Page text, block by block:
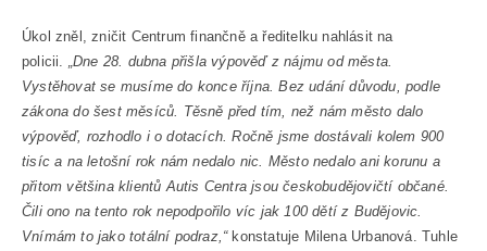
Úkol zněl, zničit Centrum finančně a ředitelku nahlásit na
policii.
„Dne 28. dubna přišla výpověď z nájmu od města.
Vystěhovat se musíme do konce října. Bez udání důvodu, podle
zákona do šest měsíců. Těsně před tím, než nám město dalo
výpověď, rozhodlo i o dotacích. Ročně jsme dostávali kolem 900
tisíc a na letošní rok nám nedalo nic. Město nedalo ani korunu a
přitom většina klientů Autis Centra jsou českobudějovičtí občané.
Čili ono na tento rok nepodpořilo víc jak 100 dětí z Budějovic.
Vnímám to jako totální podraz,“konstatuje Milena Urbanová. Tuhle